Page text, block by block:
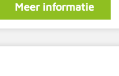
Meer informatie